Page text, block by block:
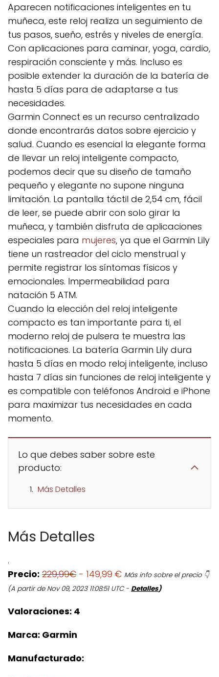
Aparecen notificaciones inteligentes en tu
muñeca, este reloj realiza un seguimiento de
tus pasos, sueño, estrés y niveles de energía.
Con aplicaciones para caminar, yoga, cardio,
respiración consciente y más. Incluso es
posible extender la duración de la batería de
hasta 5 días para de adaptarse a tus
necesidades.
Garmin Connect es un recurso centralizado
donde encontrarás datos sobre ejercicio y
salud. Cuando es esencial la elegante forma
de llevar un reloj inteligente compacto,
podemos decir que su diseño de tamaño
pequeño y elegante no supone ninguna
limitación. La pantalla táctil de 2,54 cm, fácil
de leer, se puede abrir con solo girar la
muñeca, y también disfruta de aplicaciones
especiales para mujeres, ya que el Garmin Lily
tiene un rastreador del ciclo menstrual y
permite registrar los síntomas físicos y
emocionales. Impermeabilidad para
natación 5 ATM.
Cuando la elección del reloj inteligente
compacto es tan importante para ti, el
moderno reloj de pulsera te muestra las
notificaciones. La batería Garmin Lily dura
hasta 5 días en modo reloj inteligente, incluso
hasta 7 días sin funciones de reloj inteligente y
es compatible con teléfonos Android e iPhone
para maximizar tus necesidades en cada
momento.
Lo que debes saber sobre este
producto:
Más Detalles
Más Detalles
.
Precio: 229,99€ - 149,99 € Más info sobre el precio 👇
(A partir de Nov 09, 2023 11:08:51 UTC - Detalles)
Valoraciones: 4
Marca: Garmin
Manufacturado: